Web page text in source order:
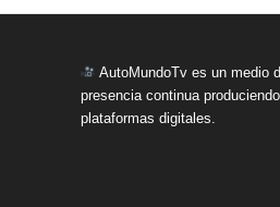
AutoMundoTv es un medio
presencia continua
plataformas digitales.